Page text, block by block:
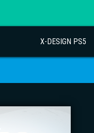
X-DESIGN PS5